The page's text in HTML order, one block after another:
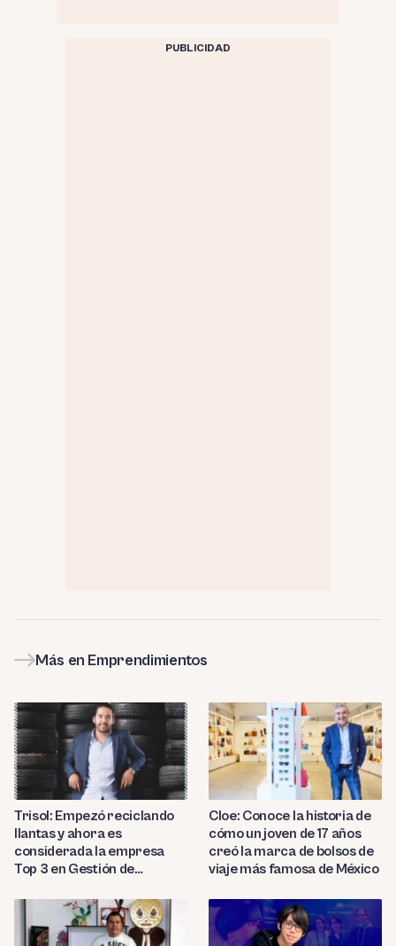
PUBLICIDAD
Más en Emprendimientos
Trisol: Empezó reciclando
llantas y ahora es
considerada la empresa
Top 3 en Gestión de
Cloe: Conoce la historia de
cómo un joven de 17 años
creó la marca de bolsos de
viaje más famosa de México